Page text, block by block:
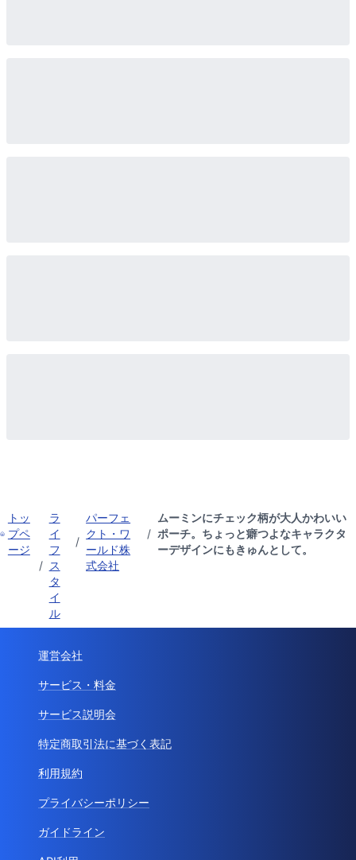
トッ
プペ
ージ
/
ラ
イ
フ
ス
タ
イ
ル
/
パーフェ
クト・ワ
ールド株
式会社
/
ムーミンにチェック柄が大人かわいい
ポーチ。ちょっと癖つよなキャラクタ
ーデザインにもきゅんとして。
運営会社
サービス・料金
サービス説明会
特定商取引法に基づく表記
利用規約
プライバシーポリシー
ガイドライン